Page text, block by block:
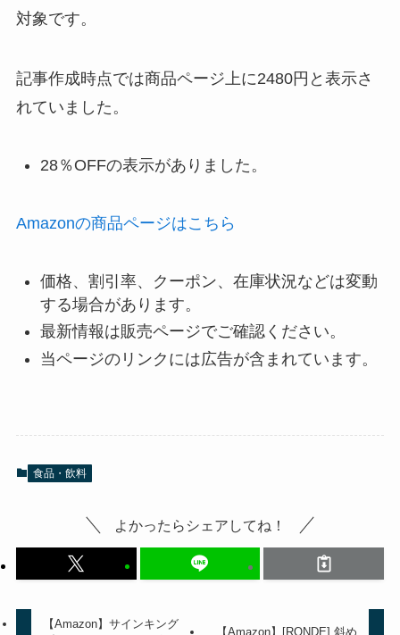
対象です。
記事作成時点では商品ページ上に2480円と表示さ
れていました。
28％OFFの表示がありました。
Amazonの商品ページはこちら
価格、割引率、クーポン、在庫状況などは変動
する場合があります。
最新情報は販売ページでご確認ください。
当ページのリンクには広告が含まれています。
食品・飲料
よかったらシェアしてね！
【Amazon】サインキング
【Amazon】[RONDE] 斜め